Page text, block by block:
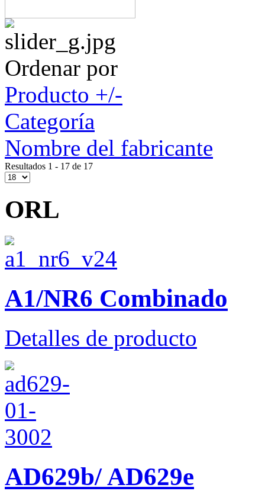
Ordenar por
Producto +/-
Categoría
Nombre del fabricante
Resultados 1 - 17 de 17
ORL
A1/NR6 Combinado
Detalles de producto
AD629b/ AD629e